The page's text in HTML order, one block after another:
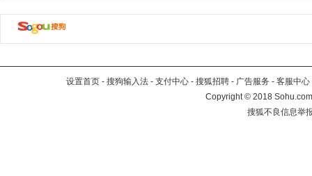
设置首页 - 搜狗输入法 - 支付中心 - 搜狐招聘 - 广告服务 - 客服中心
Copyright©2018
搜狐不良信息举